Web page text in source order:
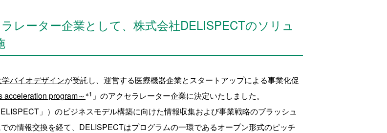
レーター企業として、株式会社DELISPECTのソリュ
バイオデザインが受託し、運営する医療機器企業とスタートアップによる事業化促
acceleration program～※1 」のアクセラレーター企業に決定いたしました。
」）のビジネスモデル構築に向けた情報収集および事業戦略のブラッシュ
の情報交換を経て、DELISPECTはプログラムの一環であるオープン形式のピッチ